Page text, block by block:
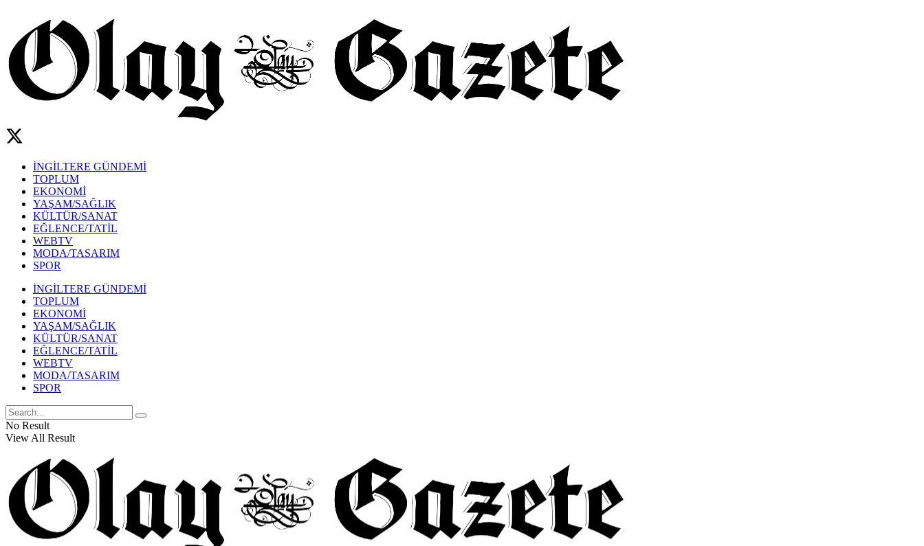
İNGİLTERE GÜNDEMİ
TOPLUM
EKONOMİ
YAŞAM/SAĞLIK
KÜLTÜR/SANAT
EĞLENCE/TATİL
WEBTV
MODA/TASARIM
SPOR
İNGİLTERE GÜNDEMİ
TOPLUM
EKONOMİ
YAŞAM/SAĞLIK
KÜLTÜR/SANAT
EĞLENCE/TATİL
WEBTV
MODA/TASARIM
SPOR
No Result
View All Result